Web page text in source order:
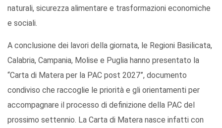
naturali, sicurezza alimentare e trasformazioni economiche
e sociali.
A conclusione dei lavori della giornata, le Regioni Basilicata,
Calabria, Campania, Molise e Puglia hanno presentato la
“Carta di Matera per la PAC post 2027”, documento
condiviso che raccoglie le priorità e gli orientamenti per
accompagnare il processo di definizione della PAC del
prossimo settennio. La Carta di Matera nasce infatti con